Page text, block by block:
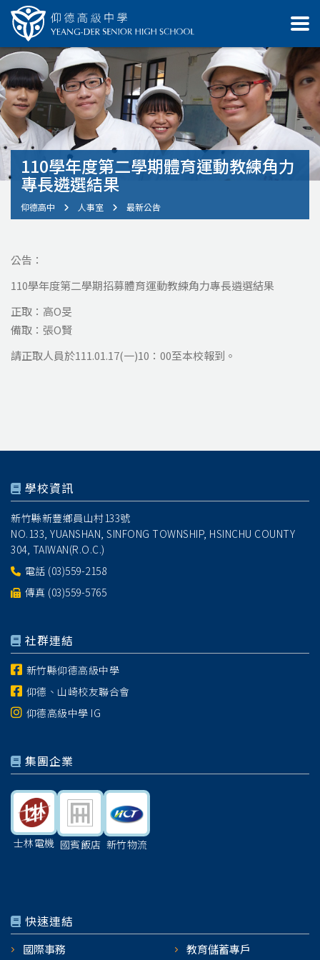
110學年度第二學期體育運動教練角力
專長遴選結果
仰德高中 人事室 最新公告
公告：
110學年度第二學期招募體育運動教練角力專長遴選結果
正取：高O旻
備取：張O賢
請正取人員於111.01.17(一)10：00至本校報到。
學校資訊
新竹縣新豐鄉員山村133號
NO.133, YUANSHAN, SINFONG TOWNSHIP, HSINCHU COUNTY
304, TAIWAN(R.O.C.)
電話 (03)559-2158
傳真 (03)559-5765
社群連結
新竹縣仰德高級中學
仰德、山崎校友聯合會
仰德高級中學 IG
集團企業
士林電機 國賓飯店 新竹物流
快速連結
國際事務 教育儲蓄專戶